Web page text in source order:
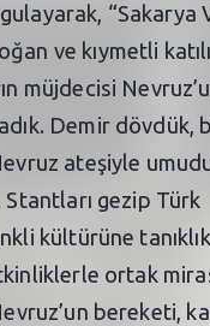
“Sakarya
ve kıymetli
müjdecisi Nevruz’u
Demir dövdük,
ateşiyle
gezip Türk
kültürüne
ortak
bereketi,